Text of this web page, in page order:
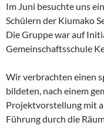
Im Juni besuchte uns
Schülern der Kiumako
Die Gruppe war auf
Gemeinschaftsschule
Wir verbrachten einen
bildeten, nach einem
Projektvorstellung mit
Führung durch die